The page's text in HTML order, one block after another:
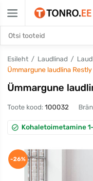
Esileht Laudlinad
Ümmargune laudlina
Ümmargune
Toote kood: 100032
Kohaletoimetamine
-26%